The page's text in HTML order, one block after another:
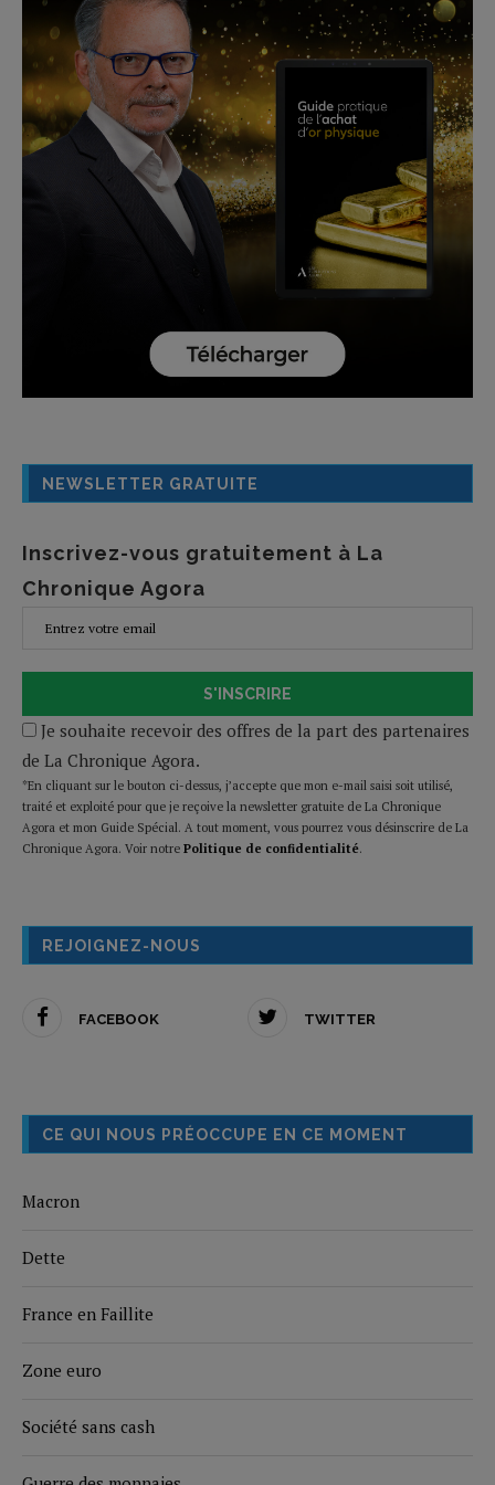
NEWSLETTER GRATUITE
Inscrivez-vous gratuitement à La
Chronique Agora
S'INSCRIRE
Je souhaite recevoir des offres de la part des partenaires
de La Chronique Agora.
*En cliquant sur le bouton ci-dessus, j’accepte que mon e-mail saisi soit utilisé,
traité et exploité pour que je reçoive la newsletter gratuite de La Chronique
Agora et mon Guide Spécial. A tout moment, vous pourrez vous désinscrire de La
Chronique Agora. Voir notre Politique de confidentialité.
REJOIGNEZ-NOUS
FACEBOOK TWITTER
CE QUI NOUS PRÉOCCUPE EN CE MOMENT
Macron
Dette
France en Faillite
Zone euro
Société sans cash